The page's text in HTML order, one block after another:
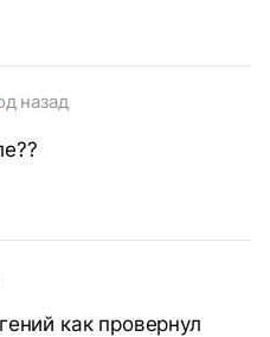
назад
как провернул